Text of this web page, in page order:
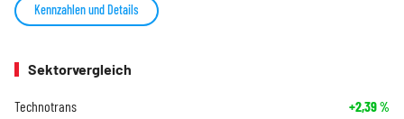
Kennzahlen und Details
Sektorvergleich
Technotrans +2,39%